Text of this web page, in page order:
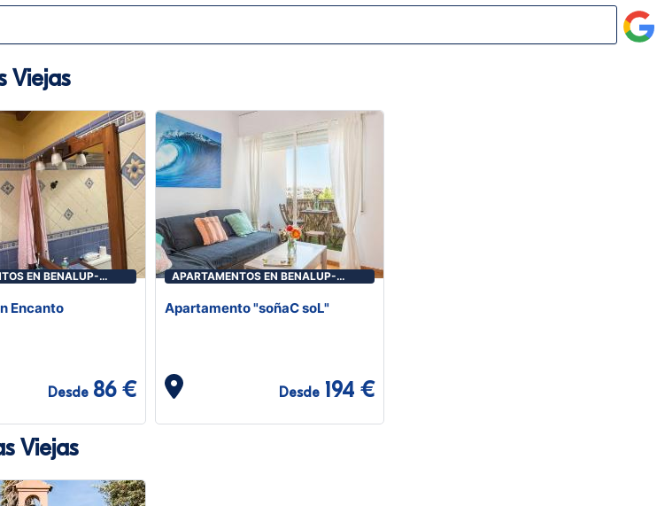
Viejas
EN BENALUP-
Encanto
Desde 86 €
APARTAMENTOS EN BENALUP-
Apartamento "soñaC soL"
Desde 194 €
Viejas